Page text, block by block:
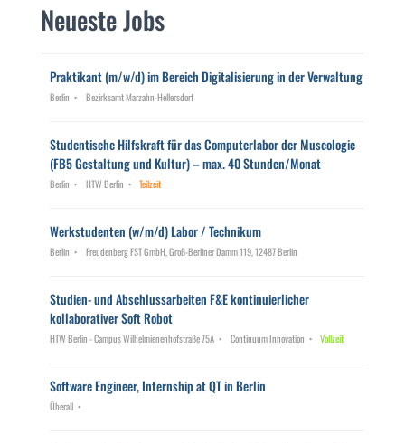
Neueste Jobs
Praktikant (m/w/d) im Bereich Digitalisierung in der Verwaltung
Berlin Bezirksamt Marzahn-Hellersdorf
Studentische Hilfskraft für das Computerlabor der Museologie
(FB5 Gestaltung und Kultur) – max. 40 Stunden/Monat
Berlin HTW Berlin Teilzeit
Werkstudenten (w/m/d) Labor / Technikum
Berlin Freudenberg FST GmbH, Groß-Berliner Damm 119, 12487 Berlin
Studien- und Abschlussarbeiten F&E kontinuierlicher
kollaborativer Soft Robot
HTW Berlin - Campus Wilhelmienenhofstraße 75A Continuum Innovation Vollzeit
Software Engineer, Internship at QT in Berlin
Überall